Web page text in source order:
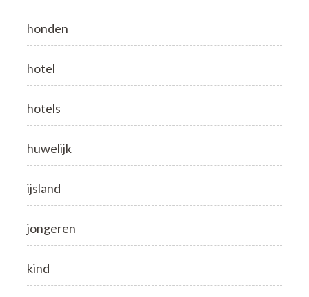
honden
hotel
hotels
huwelijk
ijsland
jongeren
kind